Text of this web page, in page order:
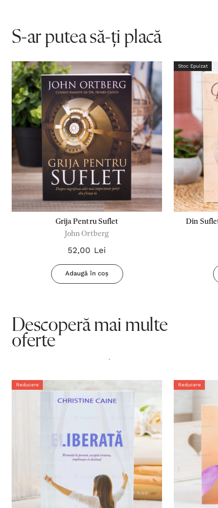
S-ar putea să-ți placă
Grija Pentru Suflet
John Ortberg
52,00 Lei
Adaugă în coș
Stoc Epuizat
Din
Descoperă mai multe
oferte
.
Reducere Reducere